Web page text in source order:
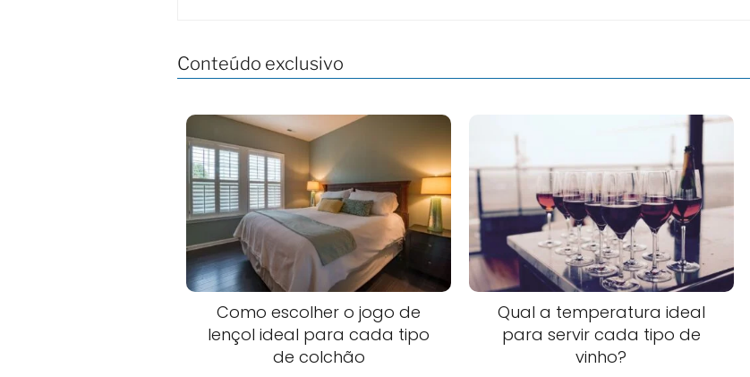
Conteúdo exclusivo
Como escolher o jogo de
lençol ideal para cada tipo
de colchão
Qual a temperatura ideal
para servir cada tipo de
vinho?